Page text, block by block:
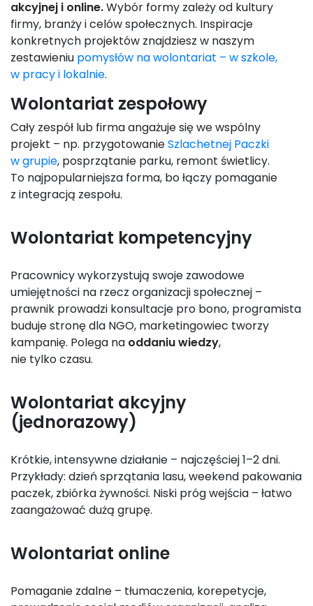
akcyjnej i online.Wybór formy zależy od kultury
firmy, branży i celów społecznych. Inspiracje
konkretnych projektów znajdziesz w naszym
zestawieniu pomysłów na wolontariat – w szkole,
w pracy i lokalnie.
Wolontariat zespołowy
Cały zespół lub firma angażuje się we wspólny
projekt – np. przygotowanieSzlachetnej Paczki
w grupie, posprzątanie parku, remont świetlicy.
To najpopularniejsza forma, bo łączy pomaganie
z integracją zespołu.
Wolontariat kompetencyjny
Pracownicy wykorzystują swoje zawodowe
umiejętności na rzecz organizacji społecznej –
prawnik prowadzi konsultacje pro bono, programista
buduje stronę dla NGO, marketingowiec tworzy
kampanię. Polega na oddaniu wiedzy,
nie tylko czasu.
Wolontariat akcyjny
(jednorazowy)
Krótkie, intensywne działanie – najczęściej 1–2 dni.
Przykłady: dzień sprzątania lasu, weekend pakowania
paczek, zbiórka żywności. Niski próg wejścia – łatwo
zaangażować dużą grupę.
Wolontariat online
Pomaganie zdalne – tłumaczenia, korepetycje,